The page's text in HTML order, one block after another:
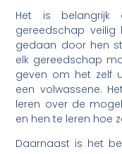
Het is
gereedschap veilig
gedaan door hen
elk gereedschap
geven om het zelf
een volwassene.
leren over de
en hen te leren hoe
Daarnaast is het